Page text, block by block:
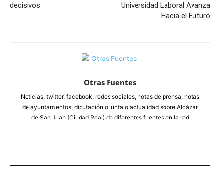
decisivos
Universidad Laboral Avanza
Hacia el Futuro
Otras Fuentes
Noticias, twitter, facebook, redes sociales, notas de prensa, notas
de ayuntamientos, diputación o junta o actualidad sobre Alcázar
de San Juan (Ciudad Real) de diferentes fuentes en la red